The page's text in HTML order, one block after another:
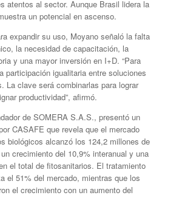
atentos al sector. Aunque Brasil lidera la
un potencial en ascenso.
expandir su uso, Moyano señaló la falta
la necesidad de capacitación, la
y una mayor inversión en I+D. “Para
participación igualitaria entre soluciones
La clave será combinarlas para lograr
productividad”, afirmó.
de SOMERA S.A.S., presentó un
CASAFE que revela que el mercado
biológicos alcanzó los 124,2 millones de
crecimiento del 10,9% interanual y una
el total de fitosanitarios. El tratamiento
el 51% del mercado, mientras que los
el crecimiento con un aumento del